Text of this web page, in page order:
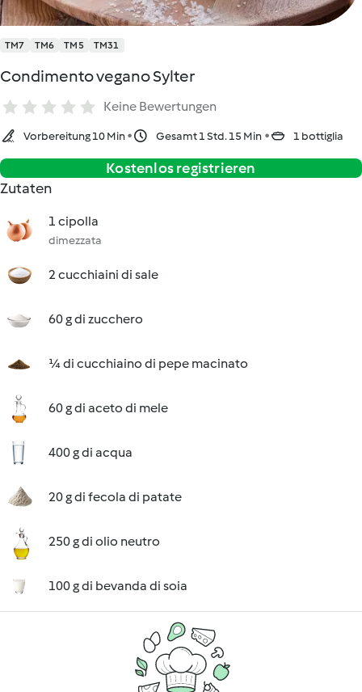
TM7 TM6 TM5 TM31
Condimento vegano Sylter
Keine Bewertungen
Vorbereitung 10 Min Gesamt 1 Std. 15 Min 1 bottiglia
Kostenlos registrieren
Zutaten
1 cipolla
dimezzata
2 cucchiaini di sale
60 g di zucchero
¼ di cucchiaino di pepe macinato
60 g di aceto di mele
400 g di acqua
20 g di fecola di patate
250 g di olio neutro
100 g di bevanda di soia